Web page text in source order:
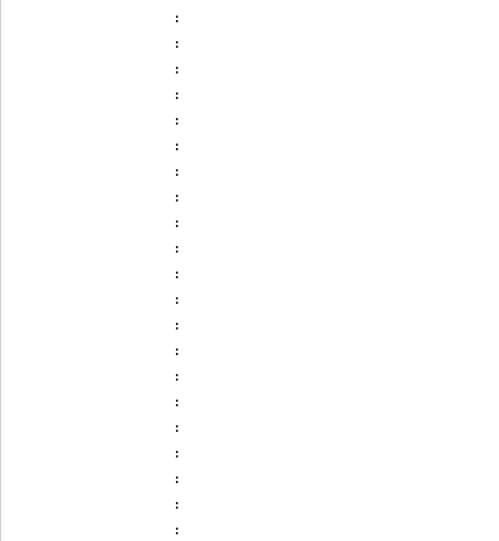
:
:
:
:
:
:
:
:
:
:
:
:
:
:
:
:
:
:
:
:
: